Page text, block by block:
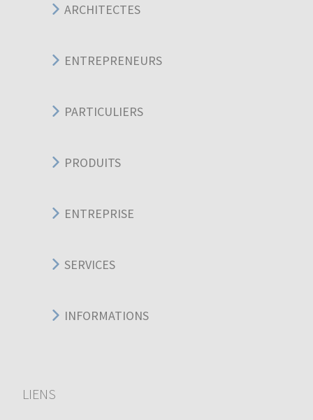
ARCHITECTES
ENTREPRENEURS
PARTICULIERS
PRODUITS
ENTREPRISE
SERVICES
INFORMATIONS
LIENS